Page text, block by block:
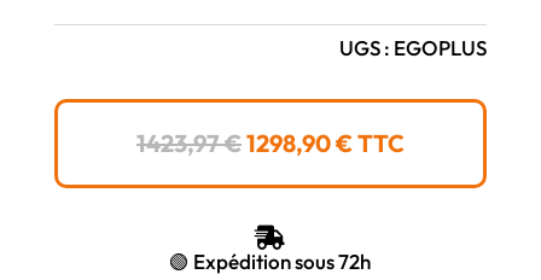
UGS : EGOPLUS
1423,97€LE
ÉTAIT :
1423,97 €.
1298,90€LE
1298,90 €.
TTC

🟢 Expédition sous 72h